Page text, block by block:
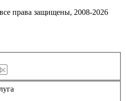
права защищены, 2008-2026